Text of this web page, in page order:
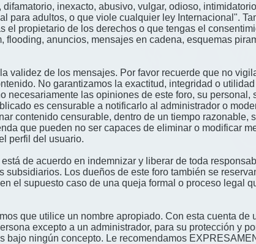
inexacto, abusivo, vulgar, odioso,
para adultos, o que viole cualquier ley Internacional".
propietario de los derechos o que tengas el
anuncios, mensajes en cadena, esquemas
validez de los mensajes. Por favor recuerde que no
No garantizamos la exactitud, integridad o
necesariamente las opiniones de este foro, su personal,
es censurable a notificarlo al administrador o
contenido censurable, dentro de un tiempo razonable,
que pueden no ser capaces de eliminar o modificar
perfil del usuario.
de acuerdo en indemnizar y liberar de toda
Los dueños de este foro también se
el supuesto caso de una queja formal o proceso legal
que utilice un nombre apropiado. Con esta cuenta de
excepto a un administrador, para su protección y
bajo ningún concepto. Le recomendamos